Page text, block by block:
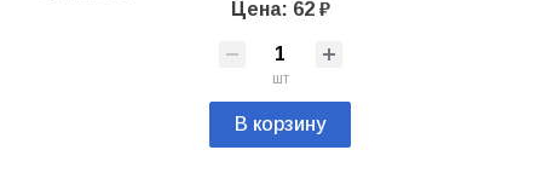
Цена: 62 ₽
шт
В корзину